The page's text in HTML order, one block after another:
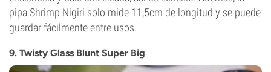
pipa Shrimp Nigiri solo mide 11,5cm de longitud y se puede
guardar fácilmente entre usos.
9. Twisty Glass Blunt Super Big